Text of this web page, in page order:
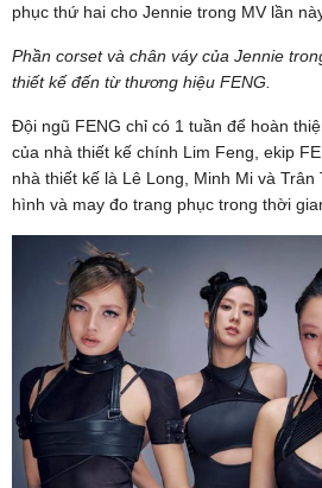
phục thứ hai cho Jennie trong MV lần
Phần corset và chân váy của Jennie
thiết kế đến từ thương hiệu FENG.
Đội ngũ FENG chỉ có 1 tuần để hoàn
của nhà thiết kế chính Lim Feng, ekip
nhà thiết kế là Lê Long, Minh Mi và
hình và may đo trang phục trong thời